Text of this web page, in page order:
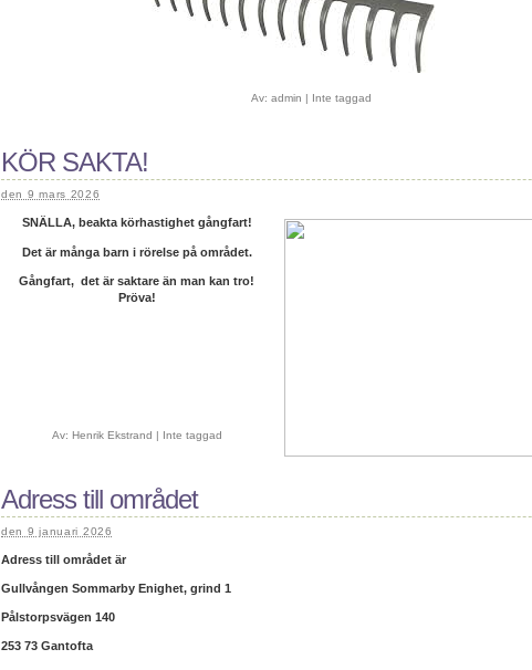
Av: admin | Inte taggad
KÖR SAKTA!
den 9 mars 2026
SNÄLLA, beakta körhastighet gångfart!
Det är många barn i rörelse på området.
Gångfart, det är saktare än man kan tro!
Pröva!
Av: Henrik Ekstrand | Inte taggad
Adress till området
den 9 januari 2026
Adress till området är
Gullvången Sommarby Enighet, grind 1
Pålstorpsvägen 140
253 73 Gantofta